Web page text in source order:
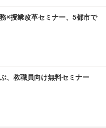
×授業改革セミナー、5都市で
、教職員向け無料セミナー